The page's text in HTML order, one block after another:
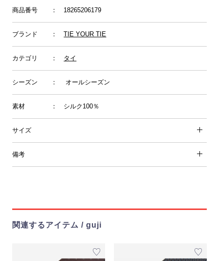
商品番号 ： 18265206179
ブランド ：TIE YOUR TIE
カテゴリ ： タイ
シーズン ： オールシーズン
素材 ： シルク100％
サイズ
備考
関連するアイテム / guji